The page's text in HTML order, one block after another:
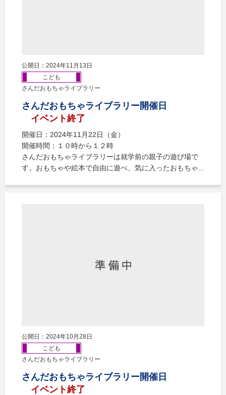
公開日：2024年11月13日
こども
さんだおもちゃライブラリー
さんだおもちゃライブラリー開催日
イベント終了
開催日：2024年11月22日（金）
開催時間：１０時から１２時
さんだおもちゃライブラリーは就学前の親子の遊び場で
す。おもちゃや絵本で自由に遊べ、気に入ったおもちゃ...
公開日：2024年10月28日
こども
さんだおもちゃライブラリー
さんだおもちゃライブラリー開催日
イベント終了